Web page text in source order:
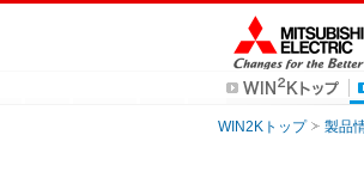
WIN2Kトップ 製品